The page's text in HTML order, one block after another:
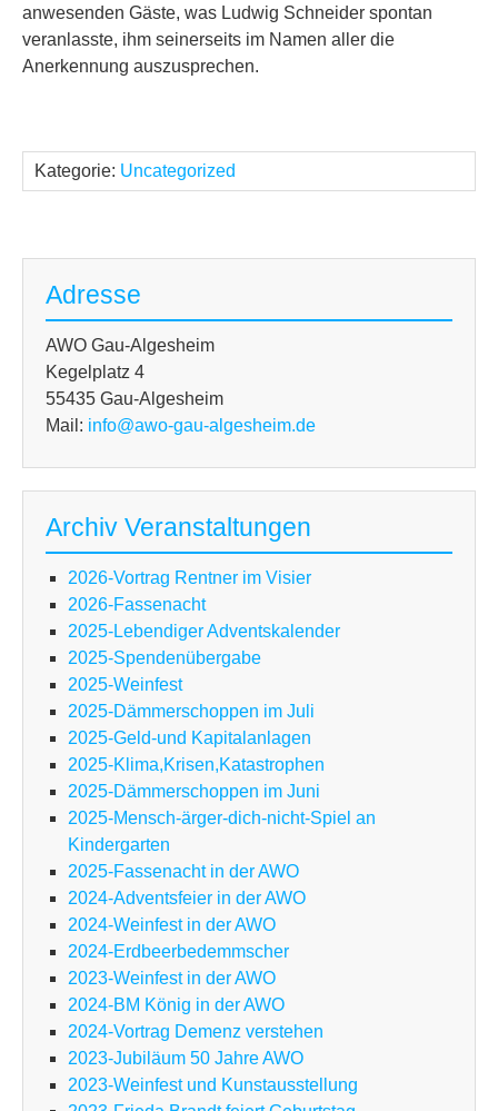
anwesenden Gäste, was Ludwig Schneider spontan
veranlasste, ihm seinerseits im Namen aller die
Anerkennung auszusprechen.
Kategorie: Uncategorized
Adresse
AWO Gau-Algesheim
Kegelplatz 4
55435 Gau-Algesheim
Mail: info@awo-gau-algesheim.de
Archiv Veranstaltungen
2026-Vortrag Rentner im Visier
2026-Fassenacht
2025-Lebendiger Adventskalender
2025-Spendenübergabe
2025-Weinfest
2025-Dämmerschoppen im Juli
2025-Geld-und Kapitalanlagen
2025-Klima,Krisen,Katastrophen
2025-Dämmerschoppen im Juni
2025-Mensch-ärger-dich-nicht-Spiel an
Kindergarten
2025-Fassenacht in der AWO
2024-Adventsfeier in der AWO
2024-Weinfest in der AWO
2024-Erdbeerbedemmscher
2023-Weinfest in der AWO
2024-BM König in der AWO
2024-Vortrag Demenz verstehen
2023-Jubiläum 50 Jahre AWO
2023-Weinfest und Kunstausstellung